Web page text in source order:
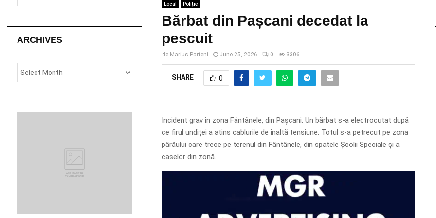
Local Poliție
Bărbat din Pașcani decedat la
pescuit
de Marius Parteni June 25, 2026 0 3306
SHARE 0
Incident grav în zona Fântânele, din Pașcani. Un bărbat s-a electrocutat după
ce firul undiței a atins cablurile de înaltă tensiune. Totul s-a petrecut pe zona
pârâului care trece pe terenul din Fântânele, din spatele Școlii Speciale și a
caselor din zonă.
h
o
:
H
ARCHIVES